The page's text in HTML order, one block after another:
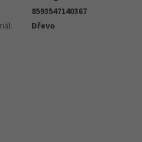
8593547140367
: Dřevo